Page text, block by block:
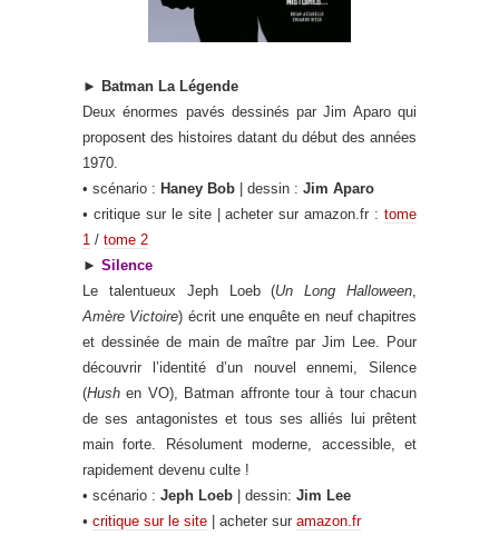
► Batman La Légende
Deux énormes pavés dessinés par Jim Aparo qui
proposent des histoires datant du début des années
1970.
• scénario : Haney Bob | dessin : Jim Aparo
• critique sur le site | acheter sur amazon.fr :tome
1 / tome 2
► Silence
Le talentueux Jeph Loeb (Un Long Halloween,
Amère Victoire) écrit une enquête en neuf chapitres
et dessinée de main de maître par Jim Lee. Pour
découvrir l’identité d’un nouvel ennemi, Silence
(Hush en VO), Batman affronte tour à tour chacun
de ses antagonistes et tous ses alliés lui prêtent
main forte. Résolument moderne, accessible, et
rapidement devenu culte !
• scénario : Jeph Loeb | dessin: Jim Lee
• critique sur le site | acheter sur amazon.fr